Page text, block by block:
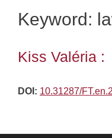
Keyword:
Kiss Valéria :
DOI: 10.31287/